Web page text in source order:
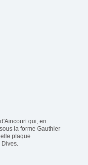
qui, en
la forme Gauthier
plaque
Dives.